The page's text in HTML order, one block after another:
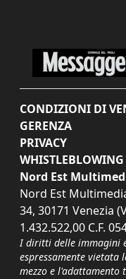
CONDIZIONI DI
GERENZA
PRIVACY
WHISTLEBLOWING
Nord Est
Nord Est
34, 30171 Venezia
1.432.522,00 C.F.
I diritti delle immagini
espressamente
mezzo e l'adattamento